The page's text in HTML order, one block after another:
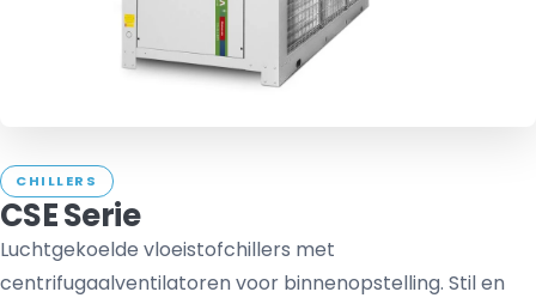
CHILLERS
CSE Serie
Luchtgekoelde vloeistofchillers met
centrifugaalventilatoren voor binnenopstelling. Stil en